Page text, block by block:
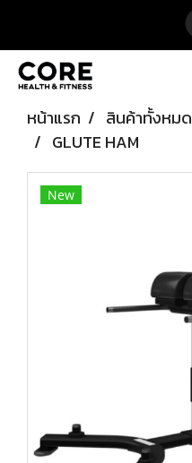
หน้าแรก สินค้าทั้งหมด
GLUTE HAM
New